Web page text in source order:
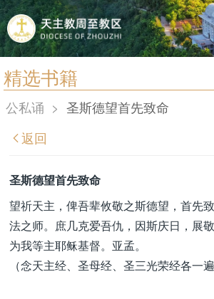
精选书籍
首页
宗教法规
教区简介
信仰文萃
教会圣月
公私诵 > 圣斯德望首先致命
返回
圣斯德望首先致命
望祈天主，俾吾辈攸敬之斯德望，首先
法之师。庶几克爱吾仇，因斯庆日，展
为我等主耶稣基督。亚孟。
（念天主经、圣母经、圣三光荣经各一遍